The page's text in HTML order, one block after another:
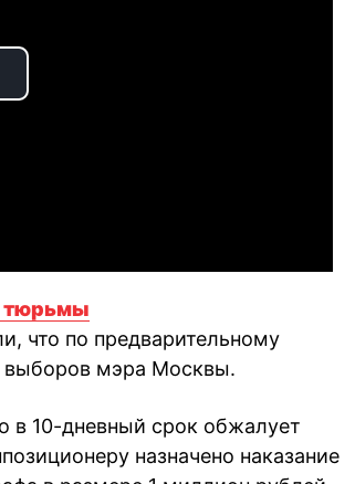
тюрьмы
что по предварительному
выборов мэра Москвы.
в 10-дневный срок обжалует
назначено наказание